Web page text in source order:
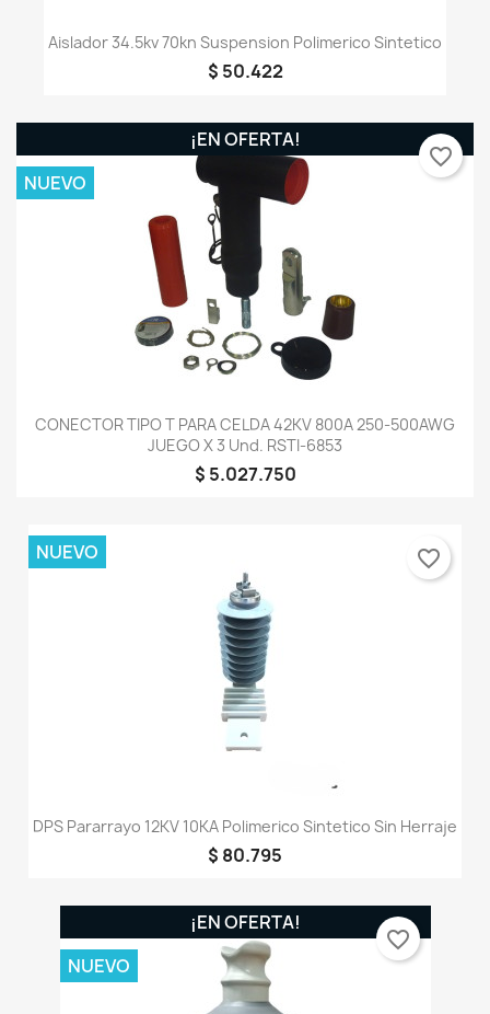
Aislador 34.5kv 70kn Suspension Polimerico Sintetico
$ 50.422
CONECTOR TIPO T PARA CELDA 42KV 800A 250-500AWG
JUEGO X 3 Und. RSTI-6853
$ 5.027.750
¡EN OFERTA!
NUEVO
favorite_border
DPS Pararrayo 12KV 10KA Polimerico Sintetico Sin Herraje
$ 80.795
NUEVO favorite_border
¡EN OFERTA!
NUEVO
favorite_border